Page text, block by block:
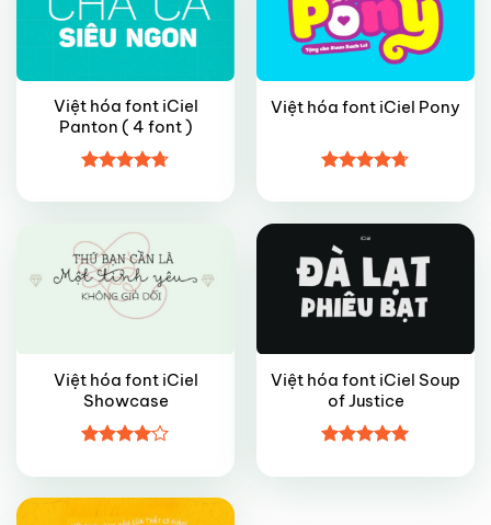
Việt hóa font iCiel
Panton ( 4 font )
hạng4.75
Việt hóa font iCiel Pony
hạng4.75
sao
Việt hóa font iCiel
Showcase
xếp hạng
45 sao
Việt hóa font iCiel Soup
of Justice
hạng55